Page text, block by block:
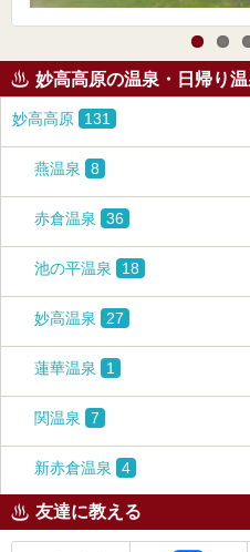
妙高高原の温泉・日帰り
妙高高原 131
燕温泉 8
赤倉温泉 36
池の平温泉 18
妙高温泉 27
蓮華温泉 1
関温泉 7
新赤倉温泉 4
友達に教える